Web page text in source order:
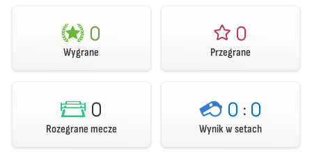
0
Wygrane
0
Przegrane
0
Rozegrane mecze
0 : 0
Wynik w setach